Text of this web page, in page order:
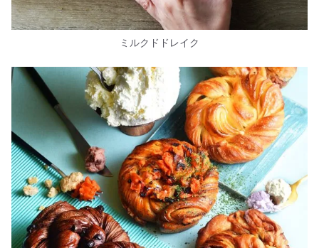
ミルクドドレイク